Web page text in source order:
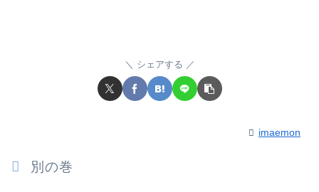
シェアする
imaemon
別の巻